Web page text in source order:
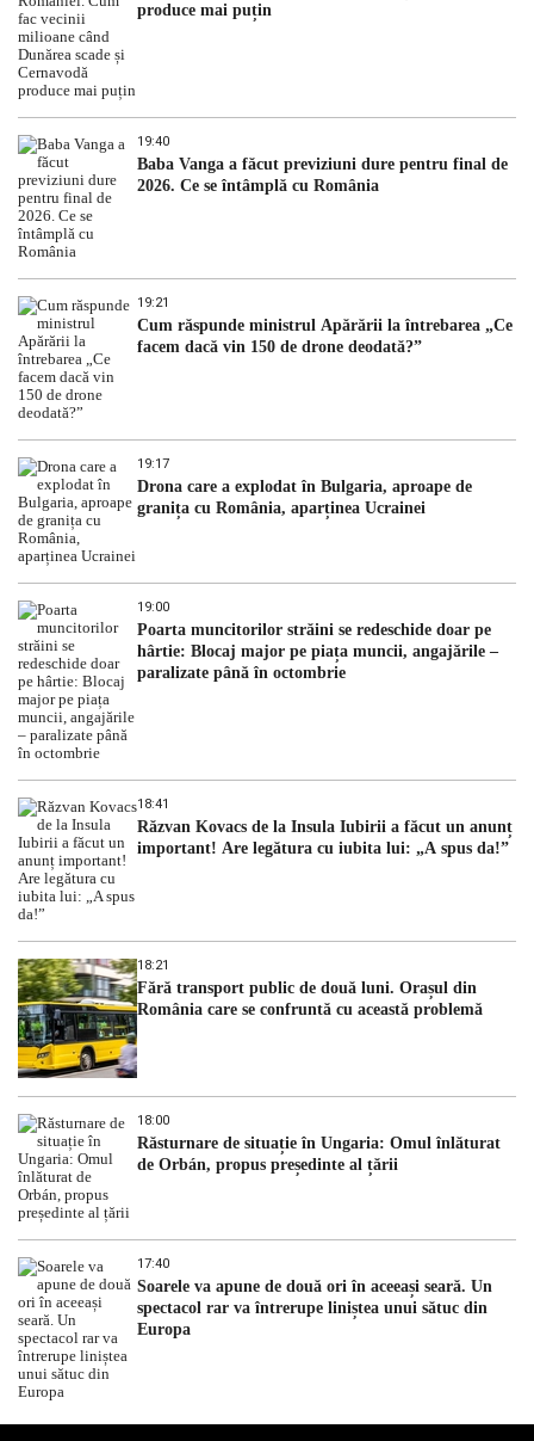
produce mai puțin
19:40
Baba Vanga a făcut previziuni dure pentru final de
2026. Ce se întâmplă cu România
19:21
Cum răspunde ministrul Apărării la întrebarea „Ce
facem dacă vin 150 de drone deodată?”
19:17
Drona care a explodat în Bulgaria, aproape de
granița cu România, aparținea Ucrainei
19:00
Poarta muncitorilor străini se redeschide doar pe
hârtie: Blocaj major pe piața muncii, angajările –
paralizate până în octombrie
18:41
Răzvan Kovacs de la Insula Iubirii a făcut un anunț
important! Are legătura cu iubita lui: „A spus da!”
18:21
Fără transport public de două luni. Orașul din
România care se confruntă cu această problemă
18:00
Răsturnare de situație în Ungaria: Omul înlăturat
de Orbán, propus președinte al țării
17:40
Soarele va apune de două ori în aceeași seară. Un
spectacol rar va întrerupe liniștea unui sătuc din
Europa